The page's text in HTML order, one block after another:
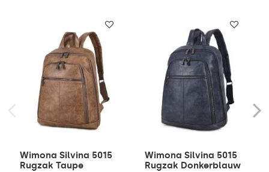
Wimona Silvina 5015
Rugzak Taupe
Wimona Silvina 5015
Rugzak Donkerblauw